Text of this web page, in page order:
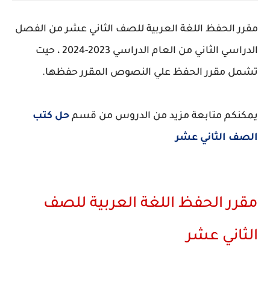
مقرر الحفظ اللغة العربية للصف الثاني عشر من الفصل
الدراسي الثاني من العام الدراسي 2023-2024 ، حيت
تشمل مقرر الحفظ علي النصوص المقرر حفظها.
يمكنكم متابعة مزيد من الدروس من قسم حل كتب
الصف الثاني عشر
مقرر الحفظ اللغة العربية للصف
الثاني عشر